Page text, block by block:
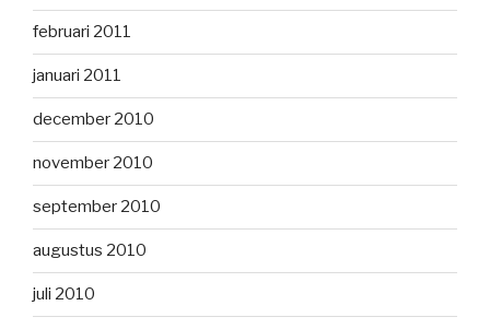
februari 2011
januari 2011
december 2010
november 2010
september 2010
augustus 2010
juli 2010